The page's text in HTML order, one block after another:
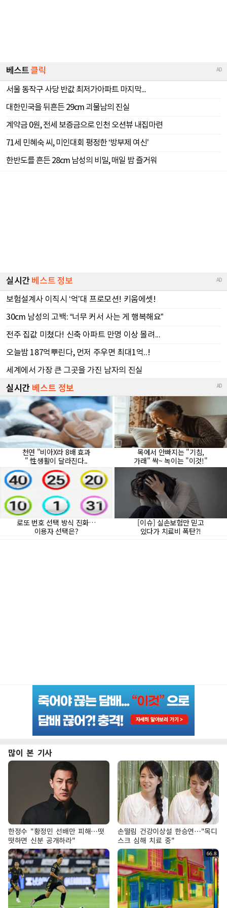
많이 본 기사
한정수 "황정민 선배만 피해…떳
떳하면 신분 공개하라"
손떨림 건강이상설 한승연…"목디
스크 심해 치료 중"